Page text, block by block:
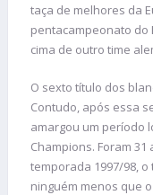
taça de melhores da
pentacampeonato do
cima de outro time
O sexto título dos
Contudo, após essa
amargou um período
Champions. Foram
temporada 1997/98,
ninguém menos que